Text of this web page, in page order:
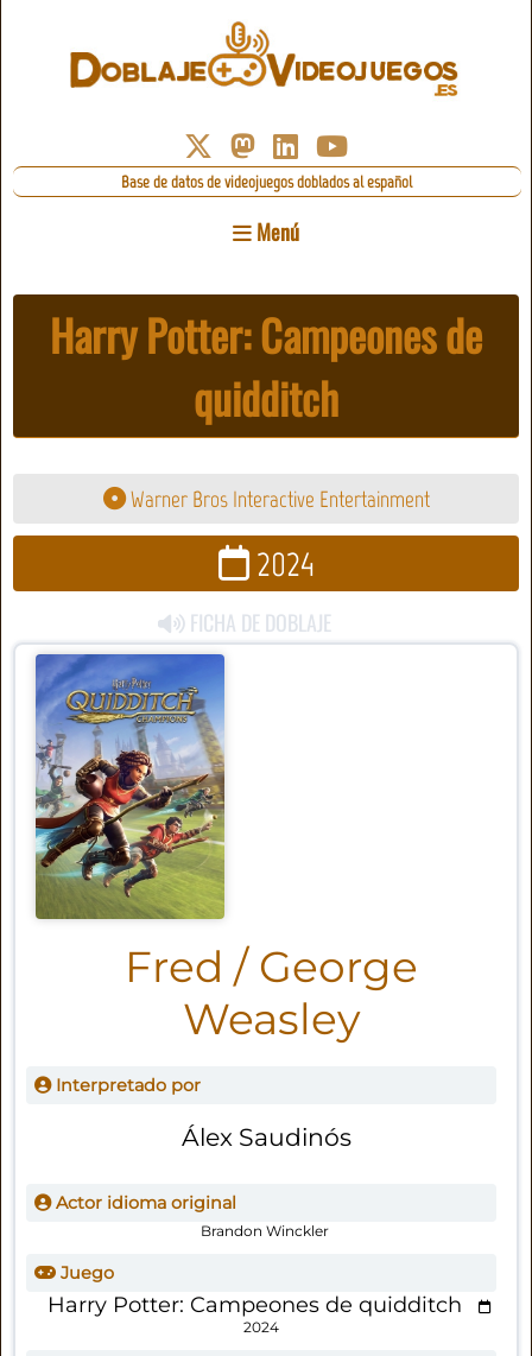
Base de datos de videojuegos doblados al español
Menú
Harry Potter: Campeones de
quidditch
Warner Bros Interactive Entertainment
2024
FICHA DE DOBLAJE
Fred / George
Weasley
Interpretado por
Álex Saudinós
Actor idioma original
Brandon Winckler
Juego
Harry Potter: Campeones de quidditch
2024